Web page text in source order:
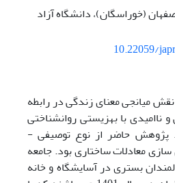
(خوراسگان)، دانشگاه آزاد
10.22059/
میانجی معنای زندگی در رابطه
ناامیدی با بهزیستی روانشناختی
پژوهش حاضر از نوع توصیفی -
معادلات ساختاری بود. جامعه
بستری در آسایشگاه و خانه